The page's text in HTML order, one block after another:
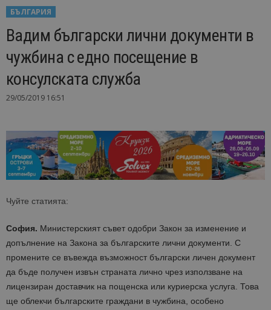
БЪЛГАРИЯ
Вадим български лични документи в
чужбина с едно посещение в
консулската служба
29/05/2019 16:51
Чуйте статията:
София. Министерският съвет одобри Закон за изменение и
допълнение на Закона за българските лични документи. С
промените се въвежда възможност български личен документ
да бъде получен извън страната лично чрез използване на
лицензиран доставчик на пощенска или куриерска услуга. Това
ще облекчи българските граждани в чужбина, особено